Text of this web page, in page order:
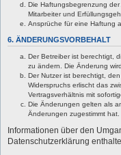
Die Haftungsbegrenzung
Mitarbeiter und
Ansprüche für eine Haftung
6. ÄNDERUNGSVORBEHALT
Der Betreiber ist berechtigt,
zu ändern. Die Änderung
Der Nutzer ist berechtigt,
Widerspruchs erlischt das
Vertragsverhältnis mit
Die Änderungen gelten als
Änderungen zugestimmt hat.
Informationen über den
Datenschutzerklärung